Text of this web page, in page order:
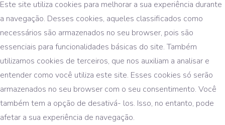
Este site utiliza cookies para melhorar a sua experiência durante
a navegação. Desses cookies, aqueles classificados como
necessários são armazenados no seu browser, pois são
essenciais para funcionalidades básicas do site. Também
utilizamos cookies de terceiros, que nos auxiliam a analisar e
entender como você utiliza este site. Esses cookies só serão
armazenados no seu browser com o seu consentimento. Você
também tem a opção de desativá- los. Isso, no entanto, pode
afetar a sua experiência de navegação.